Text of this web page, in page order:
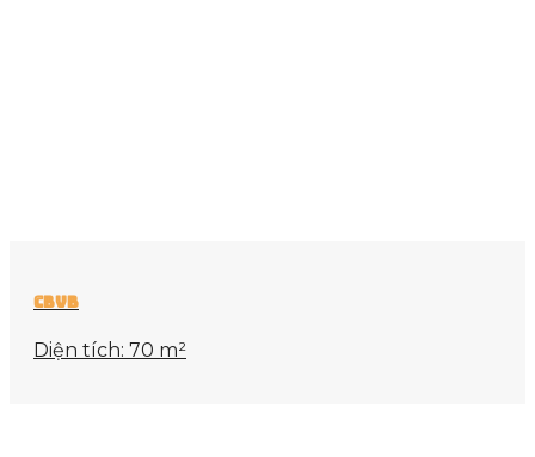
cbvb
Diện tích: 70 m²